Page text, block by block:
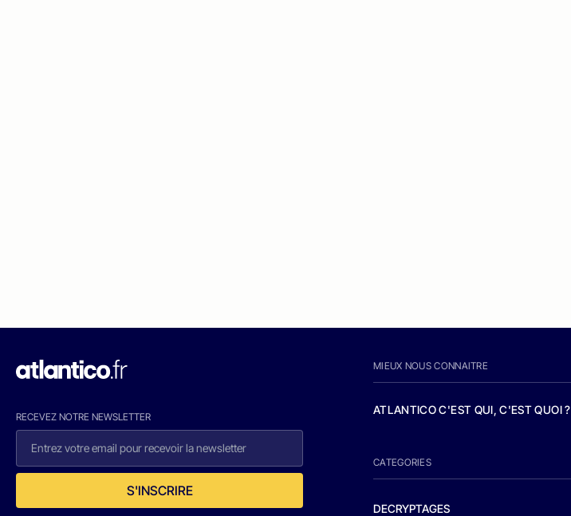
RECEVEZ NOTRE NEWSLETTER
S'INSCRIRE
MIEUX NOUS CONNAITRE
ATLANTICO C'EST QUI, C'EST QUOI ?
CATEGORIES
DECRYPTAGES